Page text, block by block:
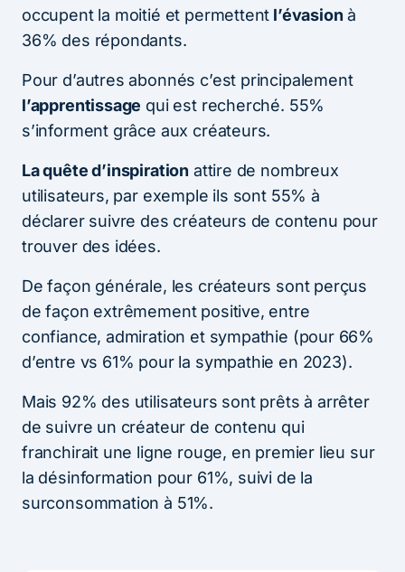
occupent la moitié et permettent l’évasion à
36% des répondants.
Pour d’autres abonnés c’est principalement
l’apprentissage qui est recherché. 55%
s’informent grâce aux créateurs.
La quête d’inspiration attire de nombreux
utilisateurs, par exemple ils sont 55% à
déclarer suivre des créateurs de contenu pour
trouver des idées.
De façon générale, les créateurs sont perçus
de façon extrêmement positive, entre
confiance, admiration et sympathie (pour 66%
d’entre vs 61% pour la sympathie en 2023).
Mais 92% des utilisateurs sont prêts à arrêter
de suivre un créateur de contenu qui
franchirait une ligne rouge, en premier lieu sur
la désinformation pour 61%, suivi de la
surconsommation à 51%.